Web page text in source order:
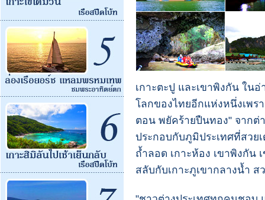
เกาะตะปู และเขาพิงกัน ใน
โลกของไทยอีกแห่งหนึ่งเพร
ตอน พยัคร้ายปืนทอง" จากต่
ประกอบกับภูมิประเทศที่สวย
ถ้ำลอด เกาะห้อง เขาพิงกัน
สลับกับเกาะภูเขากลางน้ำ ส